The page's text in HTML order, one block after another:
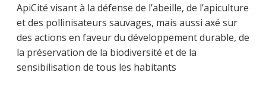
ApiCité visant à la défense de l’abeille, de l’apiculture
et des pollinisateurs sauvages, mais aussi axé sur
des actions en faveur du développement durable, de
la préservation de la biodiversité et de la
sensibilisation de tous les habitants